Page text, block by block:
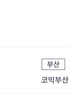
부산
코믹부산